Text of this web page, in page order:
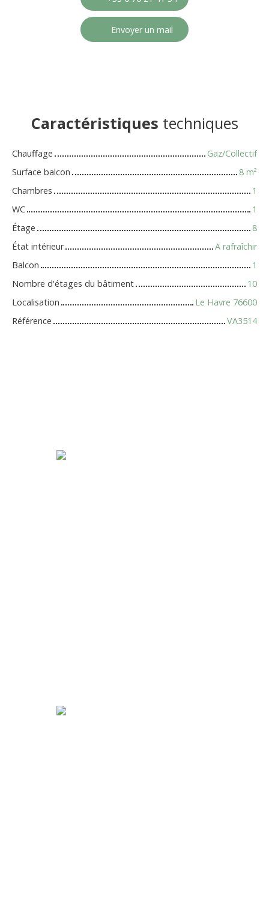
Envoyer un mail
Caractéristiques techniques
Chauffage
Gaz/Collectif
Surface balcon
8 m²
Chambres
1
WC
1
Étage
8
État intérieur
A rafraîchir
Balcon
1
Nombre d'étages du bâtiment
10
Localisation
Le Havre 76600
Référence
VA3514